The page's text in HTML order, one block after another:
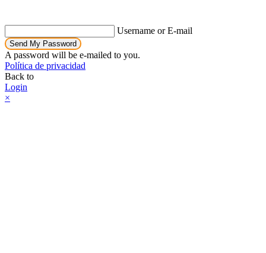
Username or E-mail
Send My Password
A password will be e-mailed to you.
Política de privacidad
Back to
Login
×